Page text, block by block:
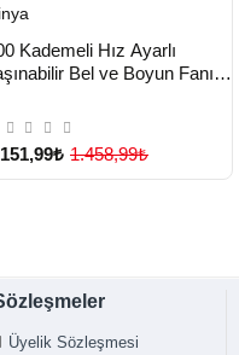
TESLİMAT
Yeni Ürün
Kademeli Hız Ayarlı
Bel ve Boyun Fanı -
1.458,99₺
Üyelik Sözleşmesi